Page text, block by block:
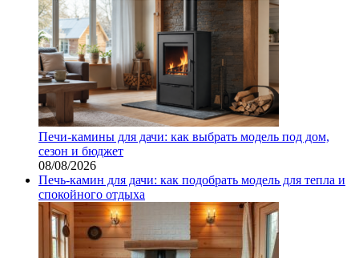
Печи-камины для дачи: как выбрать модель под дом,
сезон и бюджет
08/08/2026
Печь-камин для дачи: как подобрать модель для тепла и
спокойного отдыха